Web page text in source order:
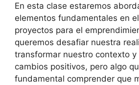
En esta clase estaremos
elementos fundamentales en
proyectos para el
queremos desafiar nuestra
transformar nuestro contexto y
cambios positivos, pero algo
fundamental comprender que